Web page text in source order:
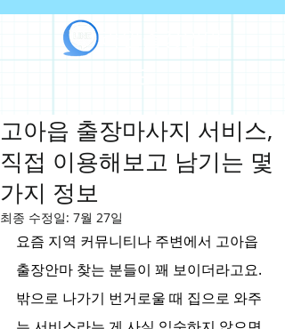
고아읍 출장마사지 서비스,
직접 이용해보고 남기는 몇
가지 정보
최종 수정일: 7월 27일
요즘 지역 커뮤니티나 주변에서 고아읍
출장안마 찾는 분들이 꽤 보이더라고요.
밖으로 나가기 번거로울 때 집으로 와주